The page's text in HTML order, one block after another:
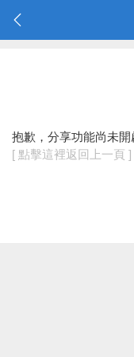
抱歉，分享功能尚未開
[ 點擊這裡返回上一頁 ]